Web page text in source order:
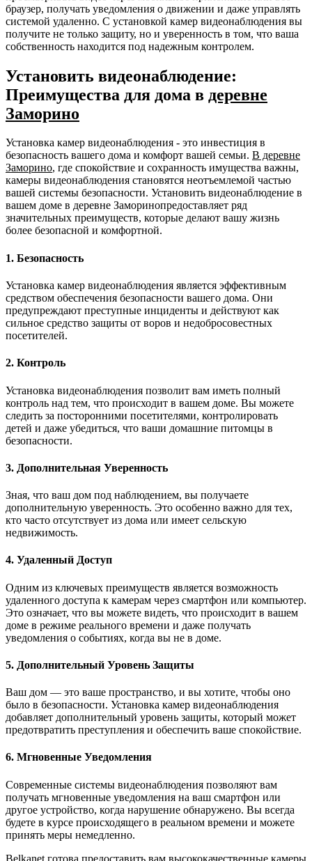
браузер, получать уведомления о движении и даже управлять
системой удаленно. С установкой камер видеонаблюдения вы
получите не только защиту, но и уверенность в том, что ваша
собственность находится под надежным контролем.
Установить видеонаблюдение:
Преимущества для дома в деревне
Заморино
Установка камер видеонаблюдения - это инвестиция в
безопасность вашего дома и комфорт вашей семьи. В деревне
Заморино, где спокойствие и сохранность имущества важны,
камеры видеонаблюдения становятся неотъемлемой частью
вашей системы безопасности. Установить видеонаблюдение в
вашем доме в деревне Заморинопредоставляет ряд
значительных преимуществ, которые делают вашу жизнь
более безопасной и комфортной.
1. Безопасность
Установка камер видеонаблюдения является эффективным
средством обеспечения безопасности вашего дома. Они
предупреждают преступные инциденты и действуют как
сильное средство защиты от воров и недобросовестных
посетителей.
2. Контроль
Установка видеонаблюдения позволит вам иметь полный
контроль над тем, что происходит в вашем доме. Вы можете
следить за посторонними посетителями, контролировать
детей и даже убедиться, что ваши домашние питомцы в
безопасности.
3. Дополнительная Уверенность
Зная, что ваш дом под наблюдением, вы получаете
дополнительную уверенность. Это особенно важно для тех,
кто часто отсутствует из дома или имеет сельскую
недвижимость.
4. Удаленный Доступ
Одним из ключевых преимуществ является возможность
удаленного доступа к камерам через смартфон или компьютер.
Это означает, что вы можете видеть, что происходит в вашем
доме в режиме реального времени и даже получать
уведомления о событиях, когда вы не в доме.
5. Дополнительный Уровень Защиты
Ваш дом — это ваше пространство, и вы хотите, чтобы оно
было в безопасности. Установка камер видеонаблюдения
добавляет дополнительный уровень защиты, который может
предотвратить преступления и обеспечить ваше спокойствие.
6. Мгновенные Уведомления
Современные системы видеонаблюдения позволяют вам
получать мгновенные уведомления на ваш смартфон или
другое устройство, когда нарушение обнаружено. Вы всегда
будете в курсе происходящего в реальном времени и можете
принять меры немедленно.
Belkanet готова предоставить вам высококачественные камеры